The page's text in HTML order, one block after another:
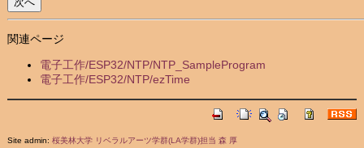
関連ページ
電子工作/ESP32/NTP/NTP_SampleProgram
電子工作/ESP32/NTP/ezTime
Site admin: 桜美林大学 リベラルアーツ学群(LA学群)担当 森 厚